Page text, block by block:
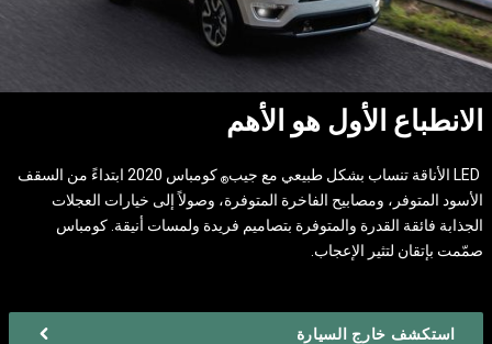
الانطباع الأول هو الأهم
®
كومباس 2020 ابتداءً من السقف
الأسود المتوفر، ومصابيح الفاخرة المتوفرة، وصولاً إلى خيارات العجلات
الجذابة فائقة القدرة والمتوفرة بتصاميم فريدة ولمسات أنيقة. كومباس
صمّمت بإتقان لتثير الإعجاب.
استكشف خارج السيارة